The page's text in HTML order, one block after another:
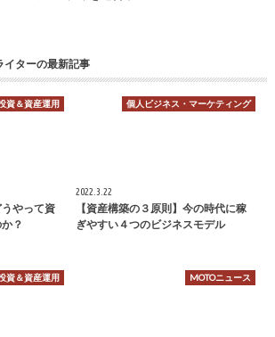
イターの最新記事
資＆資産運用
うやって資
？
個人ビジネス・マーケティング
2022.3.22
【資産構築の３原則】今の時代に稼
ぎやすい４つのビジネスモデル
資＆資産運用 MOTOニュース